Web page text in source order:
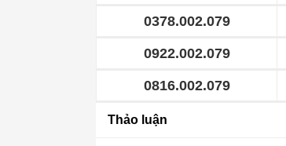
0378.002.079
0922.002.079
0816.002.079
Thảo luận